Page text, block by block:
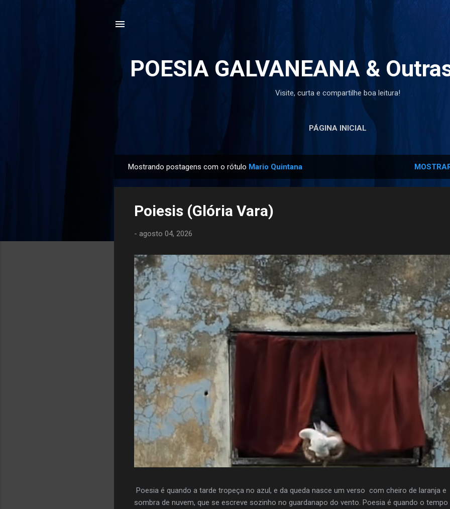
POESIA GALVANEANA &
Visite, curta e compartilhe boa leitura!
PÁGINA INICIAL
o
Mostrando postagens com o rótulo Mario Quintana
Poiesis (Glória Vara)
- agosto 04, 2026
Poesia é quando a tarde tropeça no azul, e da queda nasce um verso com cheiro de laranja e
sombra de nuvem, que se escreve sozinho no guardanapo do vento. Poesia é quando o tempo